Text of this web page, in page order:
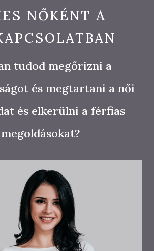
NŐKÉNT A
tudod megőrizni a
és megtartani a női
és elkerülni a férfias
megoldásokat?